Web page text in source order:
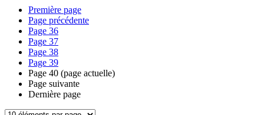
Première page
Page précédente
Page 36
Page 37
Page 38
Page 39
Page 40 (page actuelle)
Page suivante
Dernière page